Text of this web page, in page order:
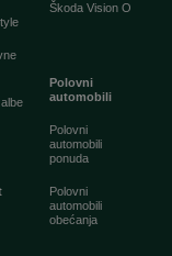
Škoda Vision O
Polovni
automobili
Polovni
automobili
ponuda
Polovni
automobili
obećanja